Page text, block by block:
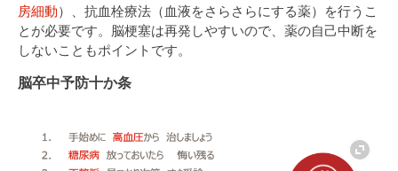
房細動）、抗血栓療法（血液をさらさらにする薬）を行うこ
とが必要です。脳梗塞は再発しやすいので、薬の自己中断を
しないこともポイントです。
脳卒中予防十か条